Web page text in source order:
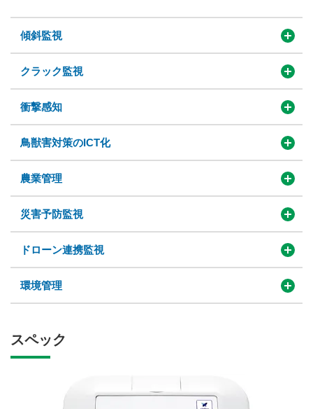
傾斜監視
クラック監視
衝撃感知
鳥獣害対策のICT化
農業管理
災害予防監視
ドローン連携監視
環境管理
スペック